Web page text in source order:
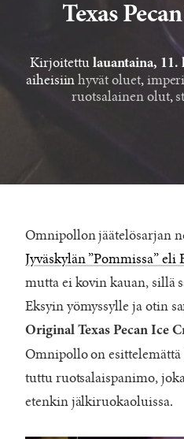
Texas
Kirjoitettu lauantaina, 11.
aiheisiinhyvät oluet,
ruotsalainen olut,
Omnipollon jäätelösarjan
Jyväskylän ”Pommissa” eli
mutta ei kovin kauan, sillä
Eksyin yömyssylle ja otin
Original Texas Pecan Ice
Omnipollo on
tuttu ruotsalaispanimo,
etenkin jälkiruokaoluissa.